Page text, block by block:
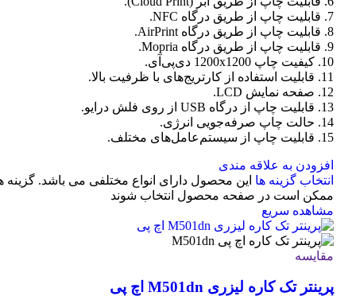
7. قابلیت چاپ از طریق درگاه NFC.
8. قابلیت چاپ از طریق درگاه AirPrint.
9. قابلیت چاپ از طریق درگاه Mopria.
10. کیفیت چاپ 1200x1200 دی‌پی‌آی.
11. قابلیت استفاده از کارتریج‌های با ظرفیت بالا.
12. صفحه نمایش LCD.
13. قابلیت چاپ از درگاه USB از روی فلش درایو.
14. حالت چاپ صرفه‌جویی انرژی.
15. قابلیت چاپ از سیستم‌عامل‌های مختلف.
افزودن به علاقه مندی
انتخاب گزینه ها این محصول دارای انواع مختلفی می باشد. گزینه
ممکن است در صفحه محصول انتخاب شوند
مشاهده سریع
مقایسه
پرینتر تک کاره لیزری M501dn اچ پی